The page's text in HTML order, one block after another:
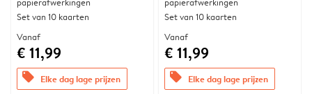
Set van 10 kaarten
Vanaf
€ 11,99
offers Elke dag lage prijzen
Set van 10 kaarten
Vanaf
€ 11,99
offers Elke dag lage prijzen